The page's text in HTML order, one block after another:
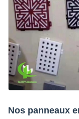
Nos panneaux